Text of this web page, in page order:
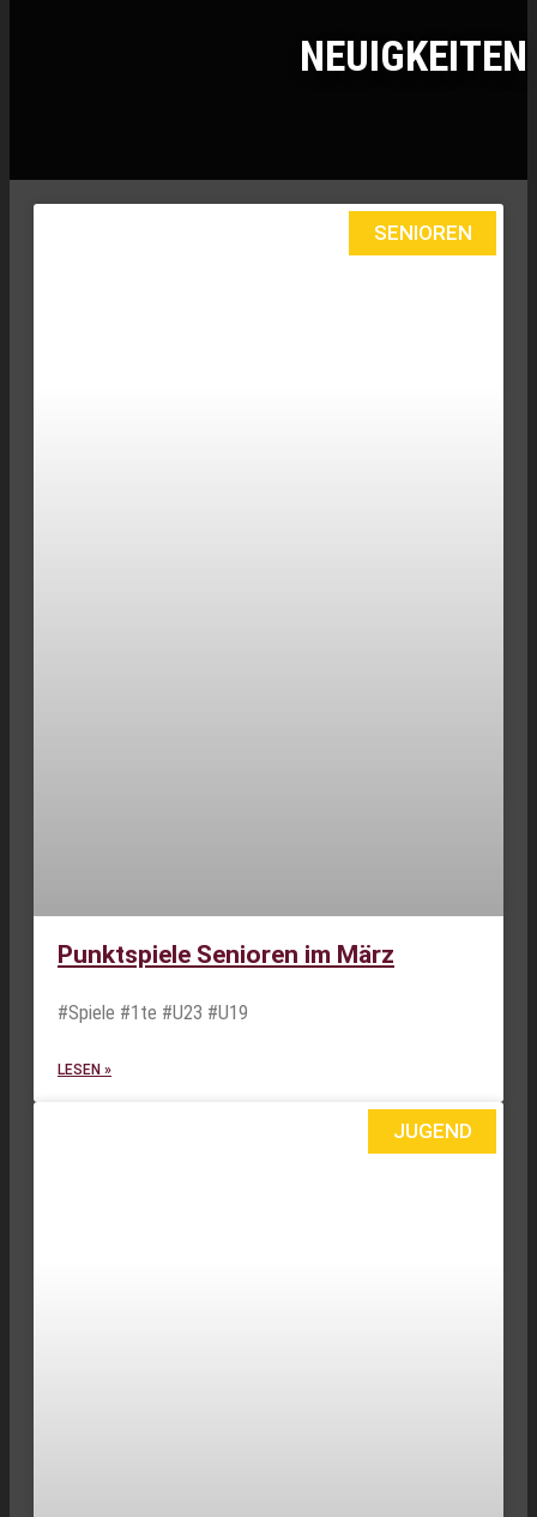
NEUIGKEITEN
SENIOREN
Punktspiele Senioren im März
#Spiele #1te #U23 #U19
LESEN »
JUGEND